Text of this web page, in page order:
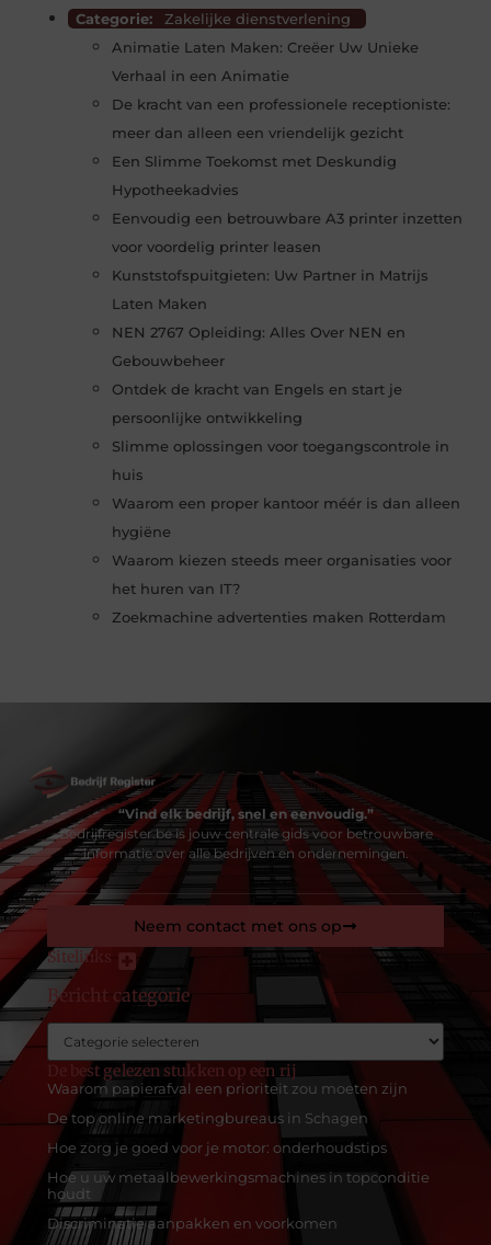
Categorie:
Zakelijke dienstverlening
Animatie Laten Maken: Creëer Uw Unieke
Verhaal in een Animatie
De kracht van een professionele receptioniste:
meer dan alleen een vriendelijk gezicht
Een Slimme Toekomst met Deskundig
Hypotheekadvies
Eenvoudig een betrouwbare A3 printer inzetten
voor voordelig printer leasen
Kunststofspuitgieten: Uw Partner in Matrijs
Laten Maken
NEN 2767 Opleiding: Alles Over NEN en
Gebouwbeheer
Ontdek de kracht van Engels en start je
persoonlijke ontwikkeling
Slimme oplossingen voor toegangscontrole in
huis
Waarom een proper kantoor méér is dan alleen
hygiëne
Waarom kiezen steeds meer organisaties voor
het huren van IT?
Zoekmachine advertenties maken Rotterdam
“Vind elk bedrijf, snel en eenvoudig.”
Bedrijfregister.be is jouw centrale gids voor betrouwbare
informatie over alle bedrijven en ondernemingen.
Sitelinks
De best gelezen stukken op een rij
Waarom papierafval een prioriteit zou moeten zijn
De top online marketingbureaus in Schagen
Hoe zorg je goed voor je motor: onderhoudstips
Hoe u uw metaalbewerkingsmachines in topconditie
houdt
Discriminatie aanpakken en voorkomen
Bericht categorie
Neem contact met ons op